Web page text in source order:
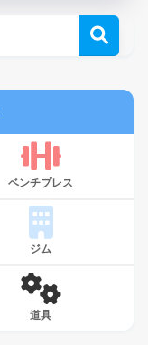
ベンチプレス
ジム
道具